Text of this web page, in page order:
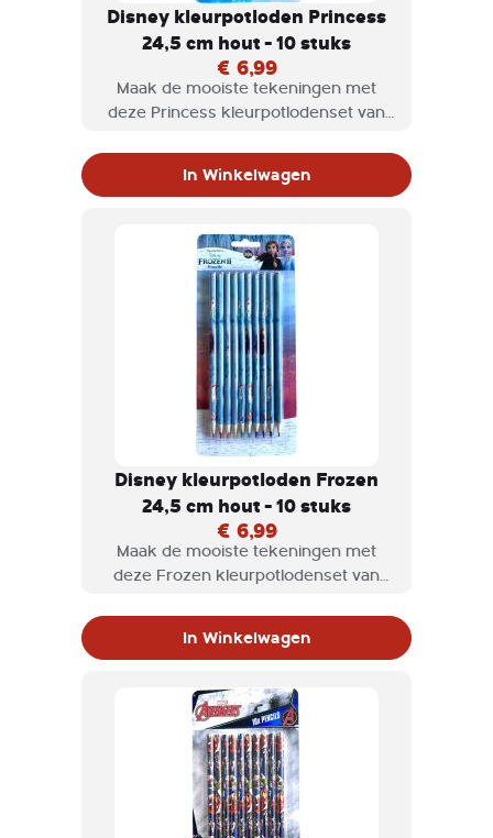
Disney kleurpotloden Princess
24,5 cm hout - 10 stuks
€ 6,99
Maak de mooiste tekeningen met
deze Princess kleurpotlodenset van
afgebeeld, waarbij Sneeuwwitje
jouw creativiteit de vrije loop!
In Winkelwagen
Disney kleurpotloden Frozen
24,5 cm hout - 10 stuks
€ 6,99
Maak de mooiste tekeningen met
deze Frozen kleurpotlodenset van
waarbij Elsa natuurlijk niet mag
vrije loop!
In Winkelwagen